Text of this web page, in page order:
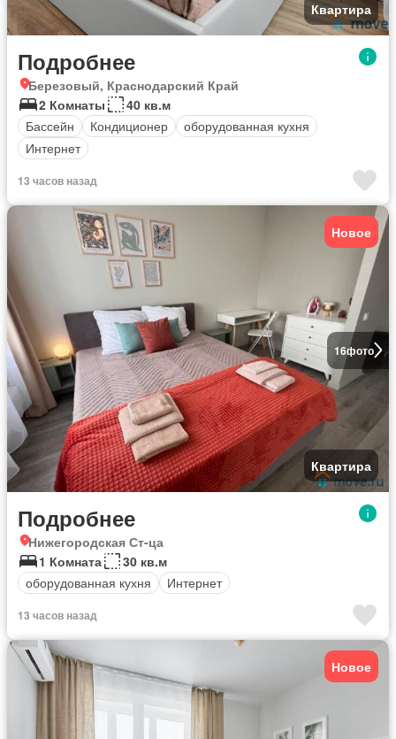
Квартира
Подробнее
Березовый, Краснодарский Край
2 Комнаты
40 кв.м
Бассейн
Кондиционер
оборудованная кухня
Интернет
13 часов назад
16фото
Новое
Квартира
Подробнее
Нижегородская Ст-ца
1 Комната
30 кв.м
оборудованная кухня
Интернет
13 часов назад
Новое